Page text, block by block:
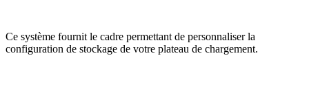
Ce système fournit le cadre permettant de personnaliser la
configuration de stockage de votre plateau de chargement.